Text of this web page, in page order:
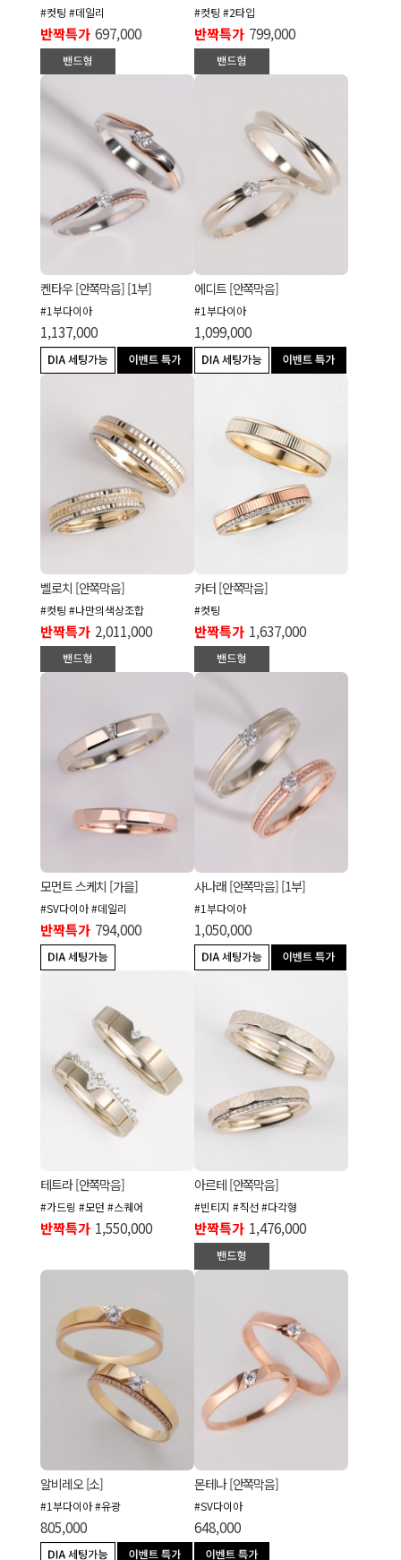
#컷팅 #데일리
반짝특가 697,000
#컷팅 #2타입
반짝특가 799,000
켄타우 [안쪽막음] [1부]
#1부다이아
1,137,000
에디트 [안쪽막음]
#1부다이아
1,099,000
벨로치 [안쪽막음]
#컷팅 #나만의색상조합
반짝특가 2,011,000
카터 [안쪽막음]
#컷팅
반짝특가 1,637,000
모먼트 스케치 [가을]
#SV다이아 #데일리
반짝특가 794,000
사나래 [안쪽막음] [1부]
#1부다이아
1,050,000
테트라 [안쪽막음]
#가드링 #모던 #스퀘어
반짝특가 1,550,000
아르테 [안쪽막음]
#빈티지 #직선 #다각형
반짝특가 1,476,000
알비레오 [소]
#1부다이아 #유광
805,000
몬테나 [안쪽막음]
#SV다이아
648,000